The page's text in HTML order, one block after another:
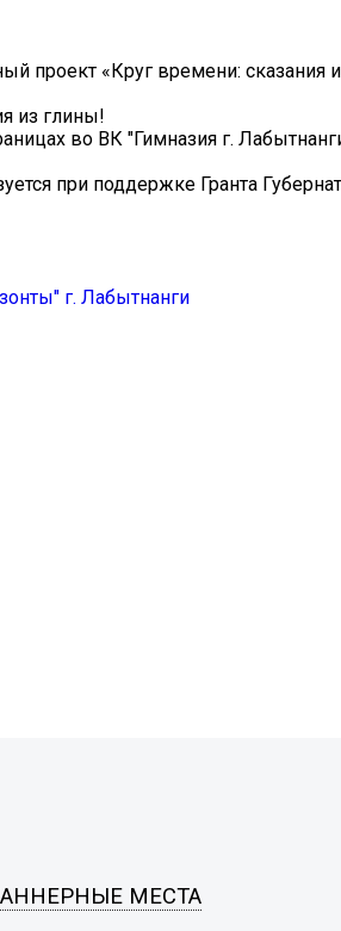
проект «Круг времени: сказания
из глины!
во ВК "Гимназия г.
при поддержке Гранта
г. Лабытнанги
МЕСТА